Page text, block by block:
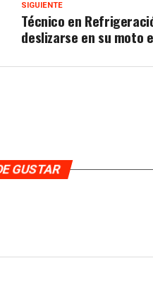
SIGUIENTE
Técnico en
deslizarse en su moto
GUSTAR